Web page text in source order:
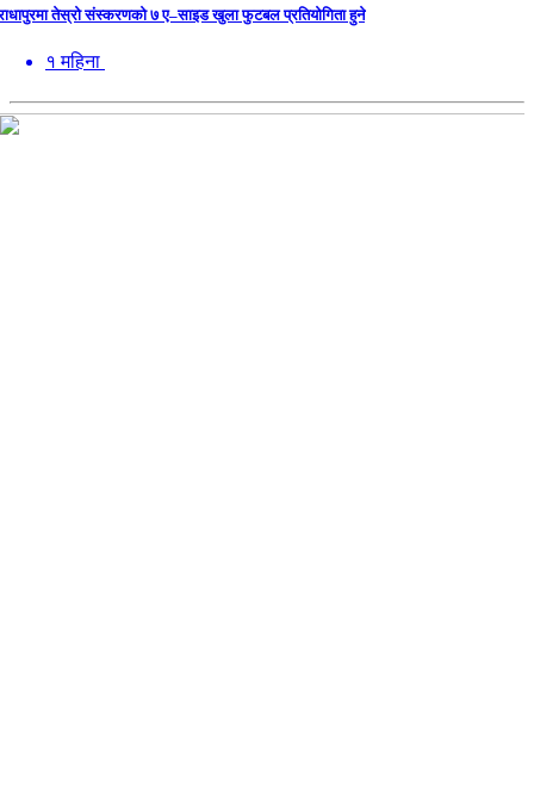
तेस्रो संस्करणको ७ ए–साइड खुला फुटबल प्रतियोगिता हुने
१ महिना